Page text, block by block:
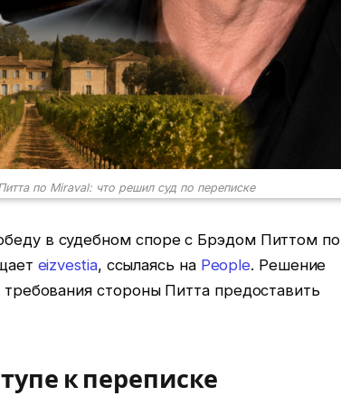
по Miraval: что решил суд по переписке
в судебном споре с Брэдом Питтом по
eizvestia, ссылаясь на People. Решение
стороны Питта предоставить
к переписке